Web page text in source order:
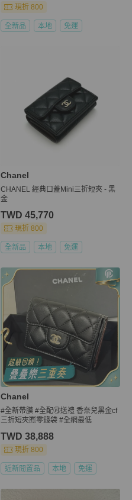
現折 800
全新品 本地 免運
Chanel
CHANEL 經典口蓋Mini三折短夾 - 黑
金
TWD 45,770
現折 800
全新品 本地 免運
Chanel
#全新帶膜 #全配🉑送禮 香奈兒黑金cf
三折短夾🈶零錢袋 #全網最低
TWD 38,888
現折 800
近新閒置品 本地 免運